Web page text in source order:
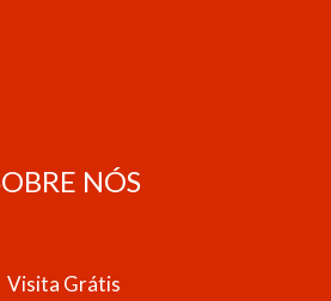
NÓS
Visita Grátis